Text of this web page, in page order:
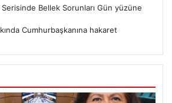
Bellek Sorunları Gün yüzüne
Cumhurbaşkanına hakaret